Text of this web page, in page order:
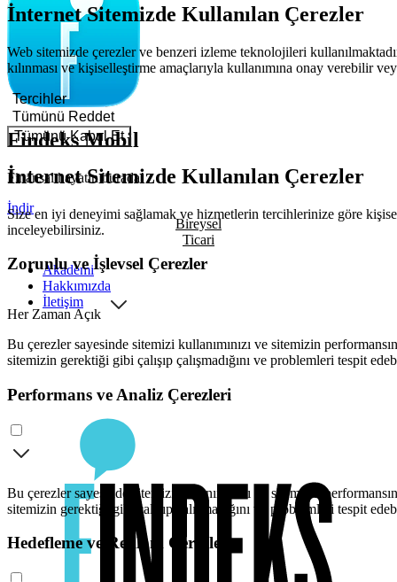
İnternet Sitemizde Kullanılan Çerezler
Web sitemizde çerezler ve benzeri izleme teknolojileri
kılınması ve kişiselleştirme amaçlarıyla kullanımına onay verebilir
Tercihler
Tümünü Reddet
Tümünü Kabul Et
İnternet Sitemizde Kullanılan Çerezler
Size en iyi deneyimi sağlamak ve hizmetlerin tercihlerinize göre
inceleyebilirsiniz.
Zorunlu ve İşlevsel Çerezler
Her Zaman Açık
Bu çerezler sayesinde sitemizi kullanımınızı ve sitemizin
sitemizin gerektiği gibi çalışıp çalışmadığını ve problemleri tespit
Performans ve Analiz Çerezleri
Bu çerezler sayesinde sitemizi kullanımınızı ve sitemizin
sitemizin gerektiği gibi çalışıp çalışmadığını ve problemleri tespit
Hedefleme ve Reklam Çerezleri
Findeks Mobil
Finansal hayatın burada!
İndir
Bireysel
Ticari
Akademi
Hakkımızda
İletişim